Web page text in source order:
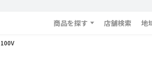
商品を探す 店舗検索 地